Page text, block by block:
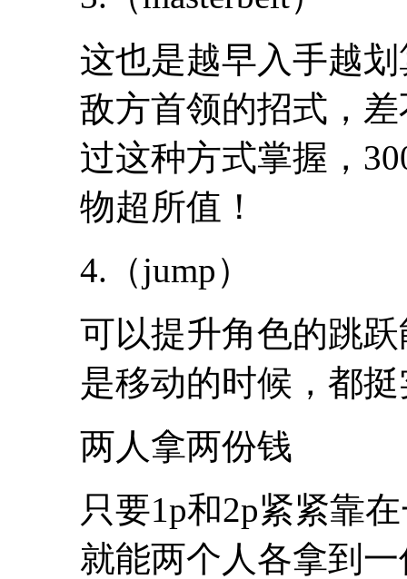
这也是越早入手越划
敌方首领的招式，
过这种方式掌握，
物超所值！
4.（jump）
可以提升角色的跳
是移动的时候，都
两人拿两份钱
只要1p和2p紧紧靠
就能两个人各拿到